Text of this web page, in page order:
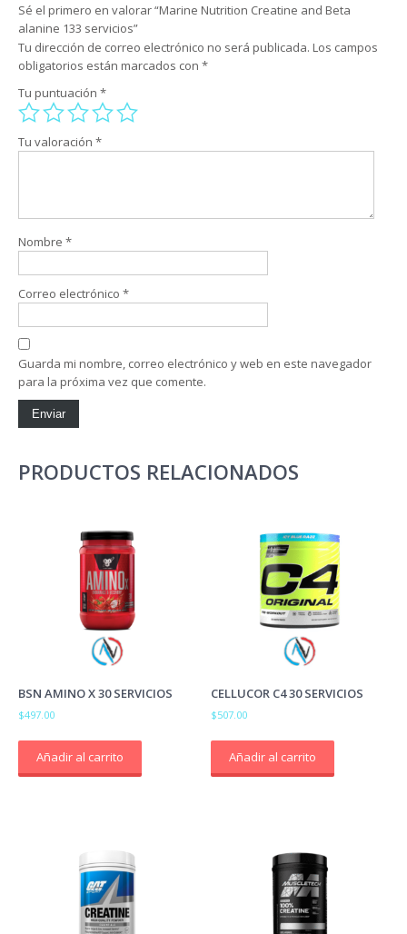
Sé el primero en valorar “Marine Nutrition Creatine and Beta
alanine 133 servicios”
Tu dirección de correo electrónico no será publicada. Los campos
obligatorios están marcados con *
Tu puntuación *
Tu valoración *
Nombre *
Correo electrónico *
Guarda mi nombre, correo electrónico y web en este navegador
para la próxima vez que comente.
PRODUCTOS RELACIONADOS
BSN AMINO X 30 SERVICIOS
$497.00
Añadir al carrito
CELLUCOR C4 30 SERVICIOS
$507.00
Añadir al carrito